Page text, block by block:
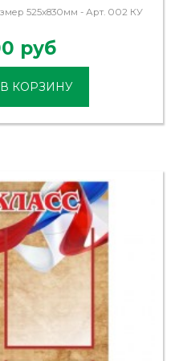
525х830мм - Арт. 002 КУ
руб
КОРЗИНУ